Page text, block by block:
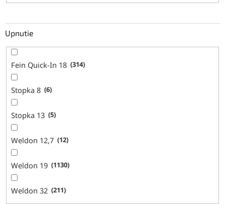
Upnutie
Fein Quick-In 18 314
Stopka 8 6
Stopka 13 5
Weldon 12,7 12
Weldon 19 1130
Weldon 32 211